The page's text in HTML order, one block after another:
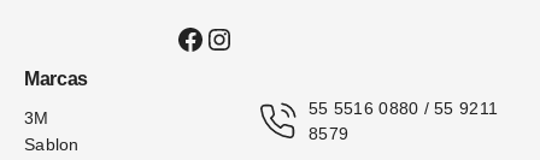
Facebook
Instagram
Marcas
3M
Sablon
55 5516 0880 / 55 9211
8579